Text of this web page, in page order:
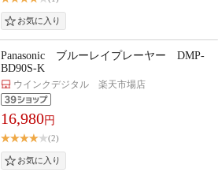
Panasonic ブルーレイプレーヤー DMP-
BD90S-K
ウインクデジタル 楽天市場店
16,980円
(2)